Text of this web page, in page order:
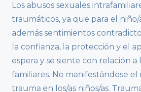
Los abusos sexuales
traumáticos, ya que para el
además sentimientos
la confianza, la protección y el
espera y se siente con relación a
familiares. No manifestándose el
trauma en los/as niños/as.